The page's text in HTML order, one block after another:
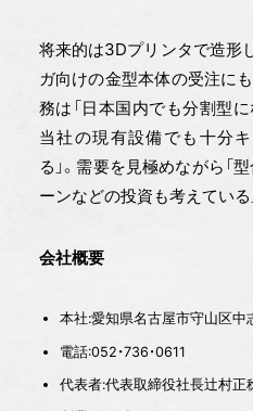
将来的は3Dプリンタで造形
ガ向けの金型本体の受注に
務は「日本国内でも分割型
当社の現有設備でも十分
る」。需要を見極めながら「
ーンなどの投資も考えている
会社概要
本社:愛知県名古屋市守山区中
電話:052・736・0611
代表者:代表取締役社長辻村正